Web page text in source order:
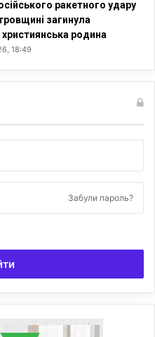
ракетного удару
загинула
християнська родина
18:49
Забули пароль?